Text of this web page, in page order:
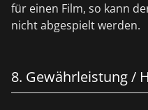
für einen Film, so kann
nicht abgespielt werden.
8. Gewährleistung /